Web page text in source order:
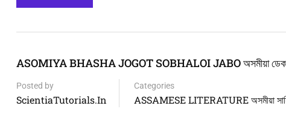
ASOMIYA BHASHA JOGOT SOBHALOI JABO অসমীয়া ডেকাৰ
Posted by
ScientiaTutorials.in
Categories
ASSAMESE LITERATURE অসমীয়া